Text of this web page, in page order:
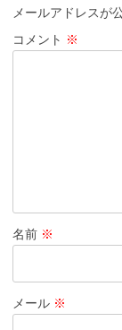
ゲ
ー
メールアドレスが
コメント ※
名前 ※
メール ※